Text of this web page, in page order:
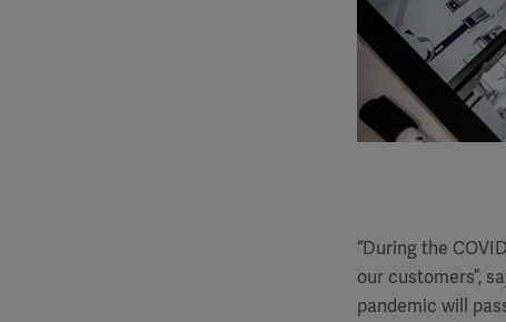
“During the
our customers”,
pandemic will